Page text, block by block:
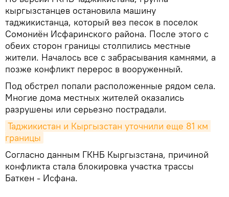
кыргызстанцев остановила машину
таджикистанца, который вез песок в поселок
Сомониён Исфаринского района. После этого с
обеих сторон границы столпились местные
жители. Началось все с забрасывания камнями, а
позже конфликт перерос в вооруженный.
Под обстрел попали расположенные рядом села.
Многие дома местных жителей оказались
разрушены или серьезно пострадали.
Таджикистан и Кыргызстан уточнили еще 81 км
границы
Согласно данным ГКНБ Кыргызстана, причиной
конфликта стала блокировка участка трассы
Баткен - Исфана.